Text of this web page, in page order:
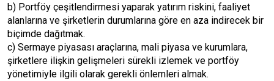
b) Portföy çeşitlendirmesi yaparak yatırım riskini, faaliyet
alanlarına ve şirketlerin durumlarına göre en aza indirecek bir
biçimde dağıtmak.
c) Sermaye piyasası araçlarına, mali piyasa ve kurumlara,
şirketlere ilişkin gelişmeleri sürekli izlemek ve portföy
yönetimiyle ilgili olarak gerekli önlemleri almak.